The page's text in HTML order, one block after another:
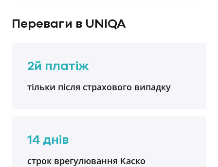
Переваги в UNIQA
2й платіж
тільки після страхового випадку
14 днів
cтрок врегулювання Каско